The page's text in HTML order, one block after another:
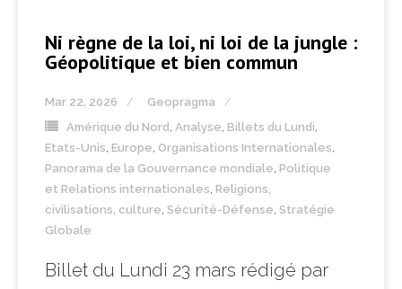
Ni règne de la loi, ni loi de la jungle :
Géopolitique et bien commun
Mar 22, 2026
Geopragma
Amérique du Nord , Analyse, Billets du Lundi,
Etats-Unis, Europe, Organisations Internationales,
Panorama de la Gouvernance mondiale, Politique
et Relations internationales, Religions,
civilisations, culture, Sécurité-Défense, Stratégie
Globale
Billet du Lundi 23 mars rédigé par